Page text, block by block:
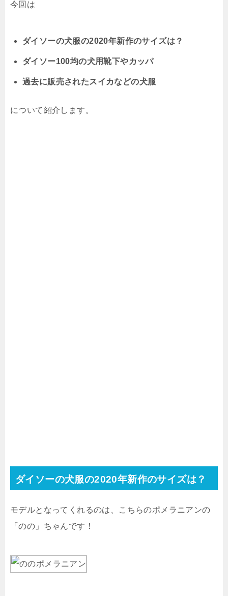
今回は
ダイソーの犬服の2020年新作のサイズは？
ダイソー100均の犬用靴下やカッパ
過去に販売されたスイカなどの犬服
について紹介します。
ダイソーの犬服の2020年新作のサイズは？
モデルとなってくれるのは、こちらのポメラニアンの
「のの」ちゃんです！